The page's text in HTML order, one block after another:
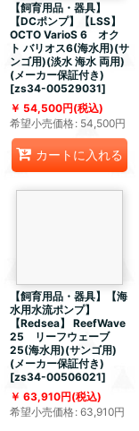
【飼育用品・器具】
【DCポンプ】【LSS】
OCTO VarioS 6 オク
ト バリオス6(海水用)(サ
ンゴ用)(淡水 海水 両用)
(メーカー保証付き)
[zs34-00529031]
54,500円(税込)
希望小売価格: 54,500円
カートに入れる
【飼育用品・器具】【海
水用水流ポンプ】
【Redsea】 ReefWave
25 リーフウェーブ
25(海水用)(サンゴ用)
(メーカー保証付き)
[zs34-00506021]
63,910円(税込)
希望小売価格: 63,910円